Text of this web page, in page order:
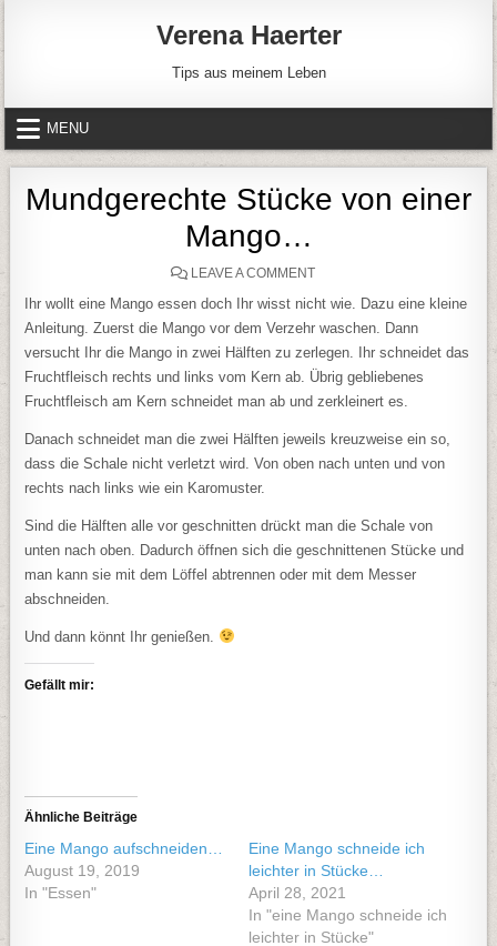
Verena Haerter
Tips aus meinem Leben
MENU
Mundgerechte Stücke von einer
Mango…
LEAVE A COMMENTON MUNDGERECHTE
Ihr wollt eine Mango essen doch Ihr wisst nicht wie. Dazu eine kleine
Anleitung. Zuerst die Mango vor dem Verzehr waschen. Dann
versucht Ihr die Mango in zwei Hälften zu zerlegen. Ihr schneidet das
Fruchtfleisch rechts und links vom Kern ab. Übrig gebliebenes
Fruchtfleisch am Kern schneidet man ab und zerkleinert es.
Danach schneidet man die zwei Hälften jeweils kreuzweise ein so,
dass die Schale nicht verletzt wird. Von oben nach unten und von
rechts nach links wie ein Karomuster.
Sind die Hälften alle vor geschnitten drückt man die Schale von
unten nach oben. Dadurch öffnen sich die geschnittenen Stücke und
man kann sie mit dem Löffel abtrennen oder mit dem Messer
abschneiden.
Und dann könnt Ihr genießen.
Gefällt mir:
Ähnliche Beiträge
Eine Mango aufschneiden…
August 19, 2019
In "Essen"
Eine Mango schneide ich
leichter in Stücke…
April 28, 2021
In "eine Mango schneide ich
leichter in Stücke"